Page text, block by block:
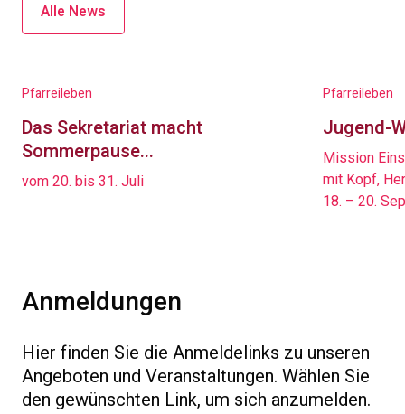
Alle News
Pfarreileben
Das Sekretariat macht
Sommerpause...
vom 20. bis 31. Juli
Pfarreileben
Jugend-
Mission
mit Kopf, Herz und
18. – 20.
Anmeldungen
Hier finden Sie die Anmeldelinks zu unseren
Angeboten und Veranstaltungen. Wählen Sie
den gewünschten Link, um sich anzumelden.